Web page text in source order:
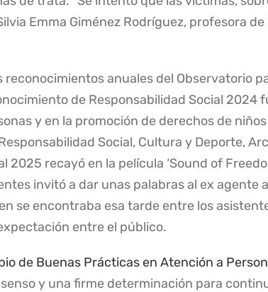
Emma Giménez Rodríguez, profesora
anuales del Observatorio
de Responsabilidad Social 2024
y en la promoción de derechos de
Social, Cultura y Deporte,
recayó en la película ‘Sound of
invitó a dar unas palabras al ex agente
se encontraba esa tarde entre los
entre el público.
de Buenas Prácticas en Atención a
y una firme determinación para